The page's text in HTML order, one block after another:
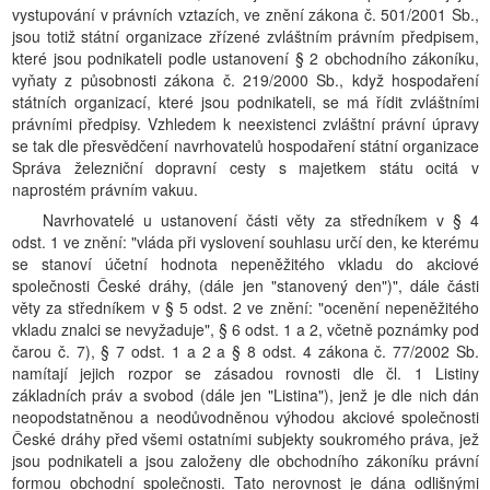
vystupování v právních vztazích, ve znění zákona č. 501/2001 Sb.,
jsou totiž státní organizace zřízené zvláštním právním předpisem,
které jsou podnikateli podle ustanovení § 2 obchodního zákoníku,
vyňaty z působnosti zákona č. 219/2000 Sb., když hospodaření
státních organizací, které jsou podnikateli, se má řídit zvláštními
právními předpisy. Vzhledem k neexistenci zvláštní právní úpravy
se tak dle přesvědčení navrhovatelů hospodaření státní organizace
Správa železniční dopravní cesty s majetkem státu ocitá v
naprostém právním vakuu.
Navrhovatelé u ustanovení části věty za středníkem v § 4
odst. 1 ve znění: "vláda při vyslovení souhlasu určí den, ke kterému
se stanoví účetní hodnota nepeněžitého vkladu do akciové
společnosti České dráhy, (dále jen "stanovený den")", dále části
věty za středníkem v § 5 odst. 2 ve znění: "ocenění nepeněžitého
vkladu znalci se nevyžaduje", § 6 odst. 1 a 2, včetně poznámky pod
čarou č. 7), § 7 odst. 1 a 2 a § 8 odst. 4 zákona č. 77/2002 Sb.
namítají jejich rozpor se zásadou rovnosti dle čl. 1 Listiny
základních práv a svobod (dále jen "Listina"), jenž je dle nich dán
neopodstatněnou a neodůvodněnou výhodou akciové společnosti
České dráhy před všemi ostatními subjekty soukromého práva, jež
jsou podnikateli a jsou založeny dle obchodního zákoníku právní
formou obchodní společnosti. Tato nerovnost je dána odlišnými